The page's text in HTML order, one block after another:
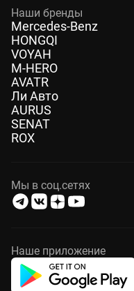
Наши бренды
Mercedes-Benz
HONGQI
VOYAH
M-HERO
AVATR
Ли Авто
AURUS
SENAT
ROX
Мы в соц.сетях
Наше приложение